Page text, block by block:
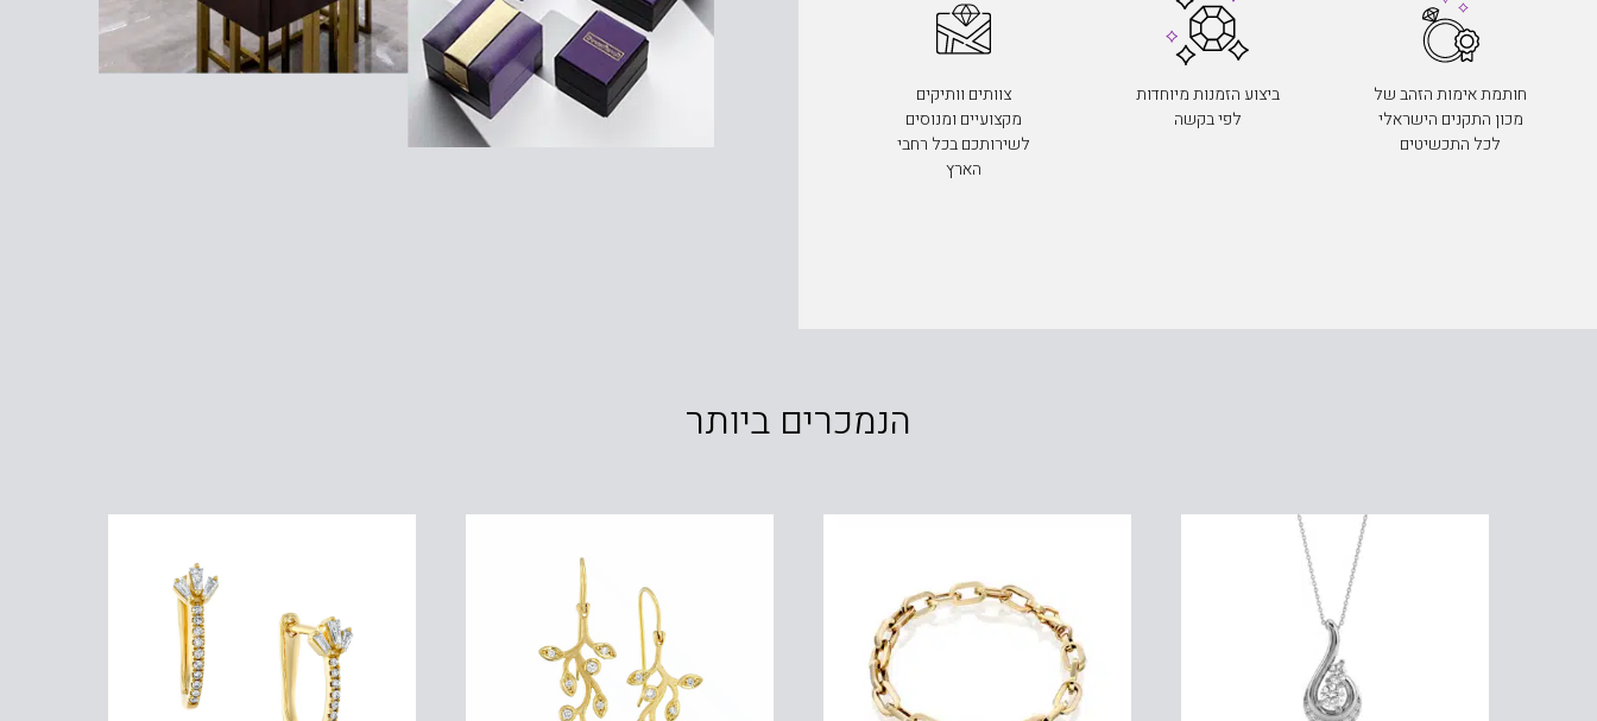
חותמת אימות הזהב של
מכון התקנים הישראלי
לכל התכשיטים
ביצוע הזמנות מיוחדות
לפי בקשה
צוותים וותיקים
מקצועיים ומנוסים
לשירותכם בכל רחבי
הארץ
הנמכרים ביותר